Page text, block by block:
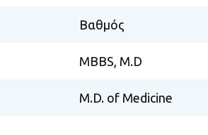
Βαθμός
MBBS, M.D
M.D. of Medicine